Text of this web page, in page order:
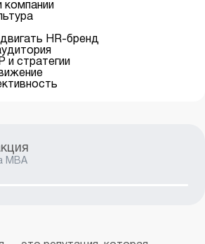
компании
HR-бренд
и стратегии
MBA